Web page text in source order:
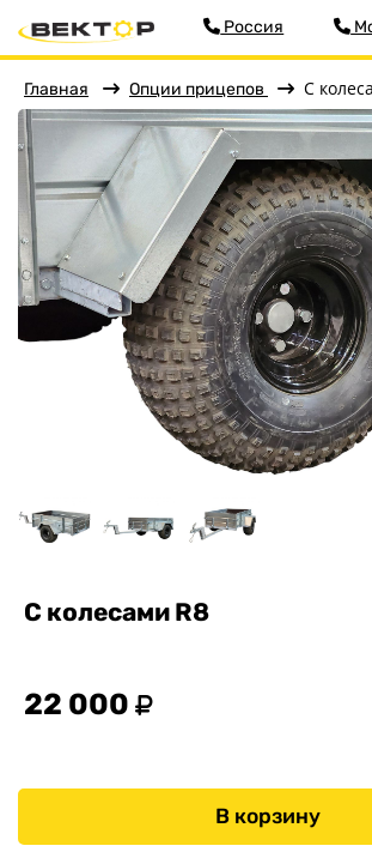
Меню
Главная
Прицепы
Запчасти
Дилеры
Фильтр
Россия
Главная Опции прицепов С
С колесами R8
22 000
В корзину